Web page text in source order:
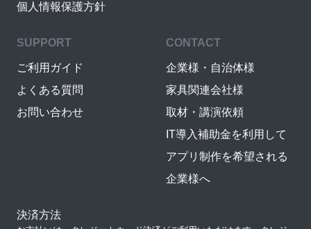
個人情報保護方針
SUPPORT
ご利用ガイド
よくある質問
お問い合わせ
CONTACT
企業様・自治体様
家具関連会社様
取材・講演依頼
IT導入補助金を利用して
アプリ制作を希望される
企業様へ
決済方法